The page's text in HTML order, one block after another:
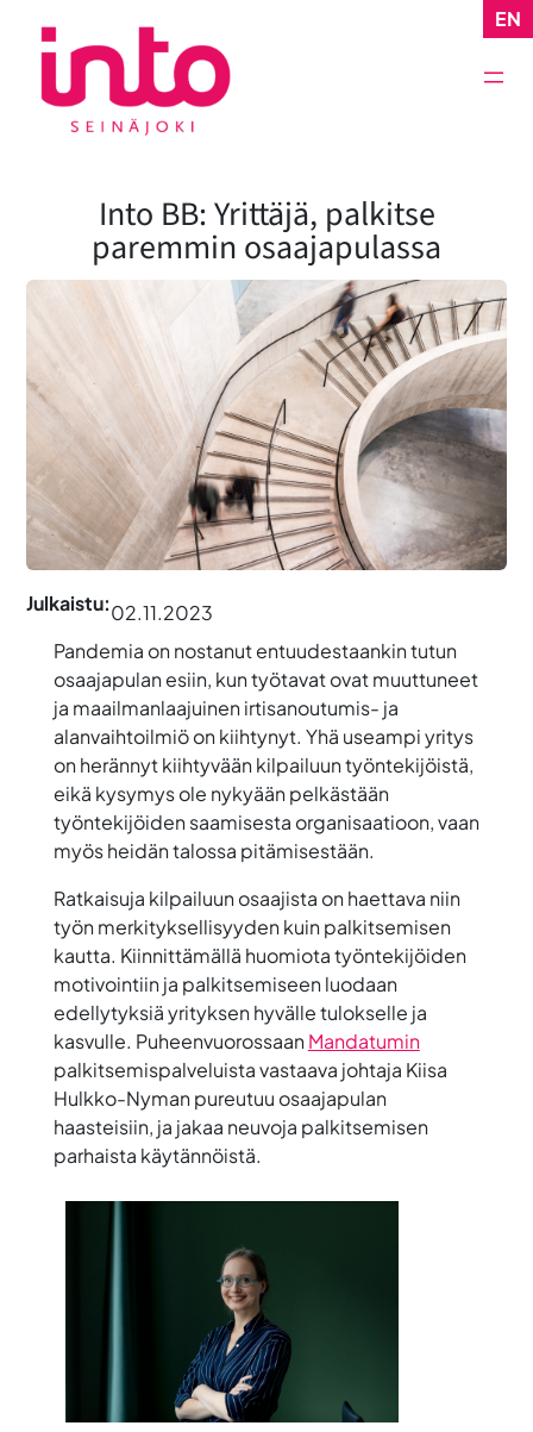
sisältöön
EN
Into BB: Yrittäjä, palkitse
paremmin osaajapulassa
Julkaistu:02.11.2023
Pandemia on nostanut entuudestaankin tutun
osaajapulan esiin, kun työtavat ovat muuttuneet
ja maailmanlaajuinen irtisanoutumis- ja
alanvaihtoilmiö on kiihtynyt. Yhä useampi yritys
on herännyt kiihtyvään kilpailuun työntekijöistä,
eikä kysymys ole nykyään pelkästään
työntekijöiden saamisesta organisaatioon, vaan
myös heidän talossa pitämisestään.
Ratkaisuja kilpailuun osaajista on haettava niin
työn merkityksellisyyden kuin palkitsemisen
kautta. Kiinnittämällä huomiota työntekijöiden
motivointiin ja palkitsemiseen luodaan
edellytyksiä yrityksen hyvälle tulokselle ja
kasvulle. PuheenvuorossaanMandatumin
palkitsemispalveluista vastaava johtaja Kiisa
Hulkko-Nymanpureutuu osaajapulan
haasteisiin, ja jakaa neuvoja palkitsemisen
parhaista käytännöistä.